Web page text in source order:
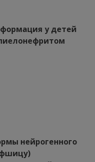
у детей
нейрогенного